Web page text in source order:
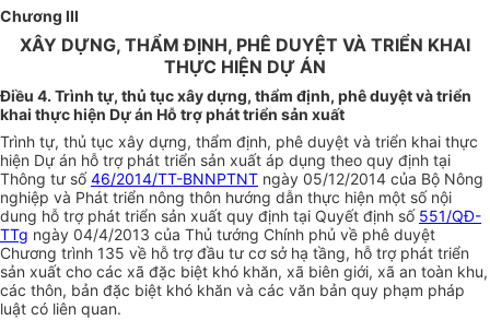
Chương III
XÂY DỰNG, THẨM ĐỊNH, PHÊ DUYỆT VÀ TRIỂN KHAI
THỰC HIỆN DỰ ÁN
Điều 4. Trình tự, thủ tục xây dựng, thẩm định, phê duyệt và triển
khai thực hiện Dự án Hỗ trợ phát triển sản xuất
Trình tự, thủ tục xây dựng, thẩm định, phê duyệt và triển khai thực
hiện Dự án hỗ trợ phát triển sản xuất áp dụng theo quy định tại
Thông tư số46/2014/TT-BNNPTNT ngày 05/12/2014 của Bộ Nông
nghiệp và Phát triển nông thôn hướng dẫn thực hiện một số nội
dung hỗ trợ phát triển sản xuất quy định tại Quyết định số 551/QĐ-
TTg ngày 04/4/2013 của Thủ tướng Chính phủ về phê duyệt
Chương trình 135 về hỗ trợ đầu tư cơ sở hạ tầng, hỗ trợ phát triển
sản xuất cho các xã đặc biệt khó khăn, xã biên giới, xã an toàn khu,
các thôn, bản đặc biệt khó khăn và các văn bản quy phạm pháp
luật có liên quan.